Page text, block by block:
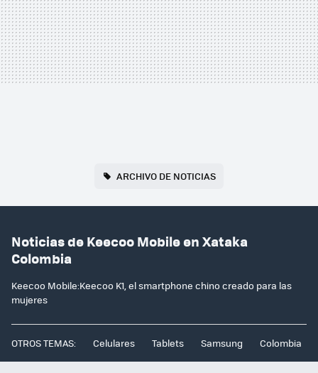
ARCHIVO DE NOTICIAS
Noticias de Keecoo Mobile en Xataka
Colombia
Keecoo Mobile:Keecoo K1, el smartphone chino creado para las
mujeres
OTROS TEMAS: Celulares Tablets Samsung Colombia